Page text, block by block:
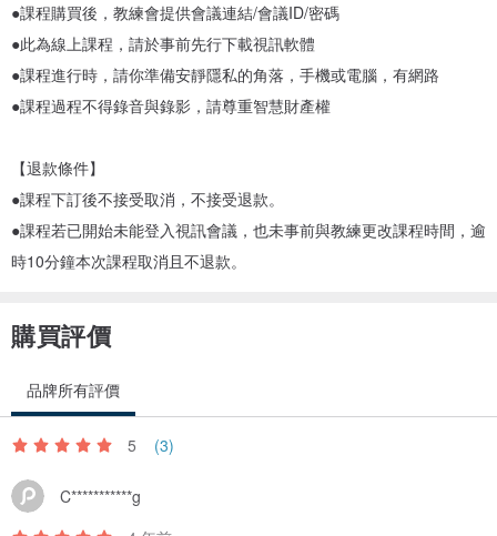
●課程購買後，教練會提供會議連結/會議ID/密碼
●此為線上課程，請於事前先行下載視訊軟體
●課程進行時，請你準備安靜隱私的角落，手機或電腦，有網路
●課程過程不得錄音與錄影，請尊重智慧財產權
【退款條件】
●課程下訂後不接受取消，不接受退款。
●課程若已開始未能登入視訊會議，也未事前與教練更改課程時間，逾
時10分鐘本次課程取消且不退款。
購買評價
品牌所有評價
5 (3)
C***********g